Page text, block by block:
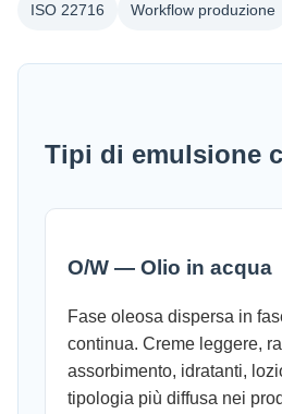
ISO 22716 Workflow produzione
Tipi di emulsione
O/W — Olio in acqua
Fase oleosa dispersa in
continua. Creme leggere,
assorbimento, idratanti,
tipologia più diffusa nei